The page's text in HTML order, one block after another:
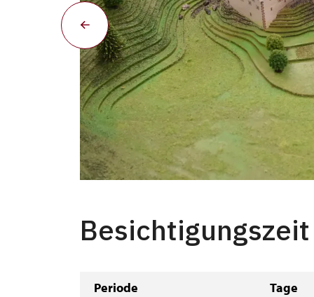
Besichtigungszeit
Periode Tage